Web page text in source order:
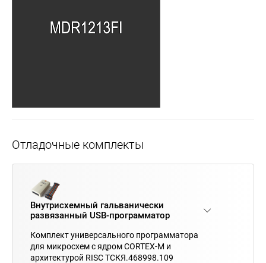
Отладочные комплекты
Внутрисхемный гальванически
развязанный USB-программатор
Комплект универсального программатора
для микросхем с ядром CORTEX-M и
архитектурой RISC ТСКЯ.468998.109